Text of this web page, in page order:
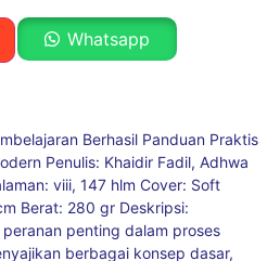
Whatsapp
Berhasil Panduan Praktis
Penulis: Khaidir Fadil, Adhwa
viii, 147 hlm Cover: Soft
Berat: 280 gr Deskripsi:
penting dalam proses
berbagai konsep dasar,